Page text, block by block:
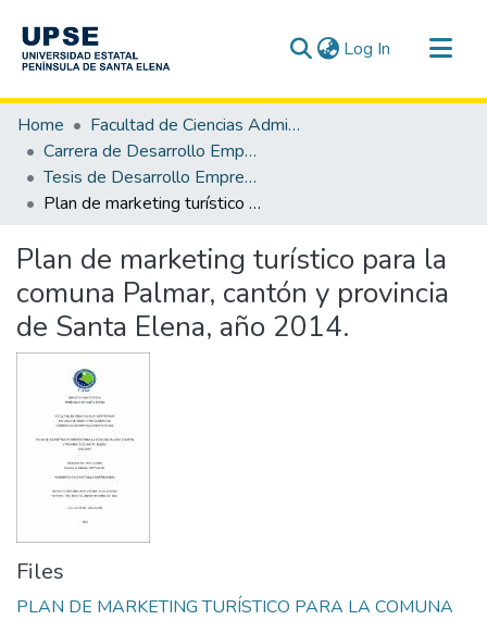
Log In (current)
Communities & Collections
All of DSpace
Statistics
Home
Facultad de Ciencias Administrativas
Carrera de Desarrollo Empresarial
Tesis de Desarrollo Empresarial
Plan de marketing turístico para la comuna Palmar, cantón y provincia de Santa Elena, año 2014.
Plan de marketing turístico para la
comuna Palmar, cantón y provincia
de Santa Elena, año 2014.
Files
PLAN DE MARKETING TURÍSTICO PARA LA COMUNA